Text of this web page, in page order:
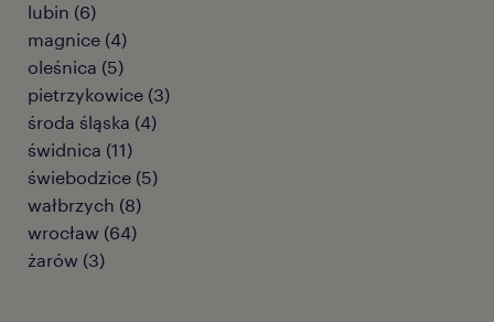
lubin (6)
magnice (4)
oleśnica (5)
pietrzykowice (3)
środa śląska (4)
świdnica (11)
świebodzice (5)
wałbrzych (8)
wrocław (64)
żarów (3)